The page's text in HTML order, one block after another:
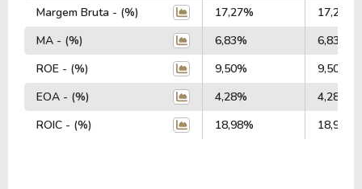
Margem Bruta - (%)
17,27%
17,27%
MA - (%)
6,83%
6,83%
ROE - (%)
9,50%
9,50%
EOA - (%)
4,28%
4,28%
ROIC - (%)
18,98% 18,98%